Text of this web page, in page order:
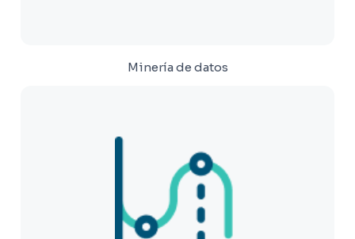
Minería de datos